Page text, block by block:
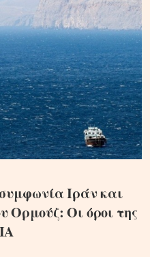
Ιράν και
Οι όροι της